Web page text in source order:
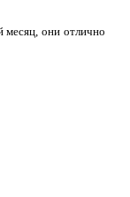
месяц, они отлично